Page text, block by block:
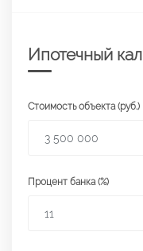
Ипотечный
Стоимость объекта (руб.)
Процент банка (%)